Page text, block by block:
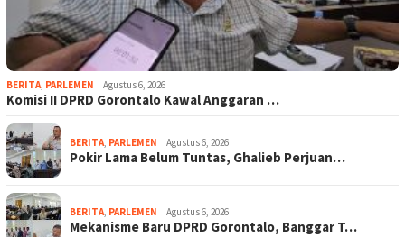
BERITA, PARLEMEN Agustus 6, 2026
Komisi II DPRD Gorontalo Kawal Anggaran …
BERITA, PARLEMEN Agustus 6, 2026
Pokir Lama Belum Tuntas, Ghalieb Perjuan…
BERITA, PARLEMEN Agustus 6, 2026
Mekanisme Baru DPRD Gorontalo, Banggar T…